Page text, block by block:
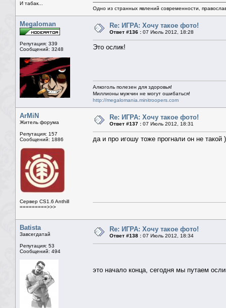
И табак...
Одно из странных явлений современности,
Megaloman
Репутация: 339
Сообщений: 3248
Re: ИГРА: Хочу такое фото!
Ответ #136 : 07 Июль 2012, 18:28
Это ослик!
Алкоголь полезен для здоровья!
Миллионы мужчин не могут ошибаться!
http://megalomania.minitroopers.com
ArMiN
Житель форума
Репутация: 157
Сообщений: 1886
Сервер CS1.6 Anthill
=========>>>
Re: ИГРА: Хочу такое фото!
Ответ #137 : 07 Июль 2012, 18:31
да и про игошу тоже прогнали он не
Batista
Завсегдатай
Репутация: 53
Сообщений: 494
Re: ИГРА: Хочу такое фото!
Ответ #138 : 07 Июль 2012, 18:34
это начало конца, сегодня мы путаем